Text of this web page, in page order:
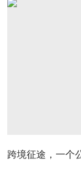
跨境征途，一个